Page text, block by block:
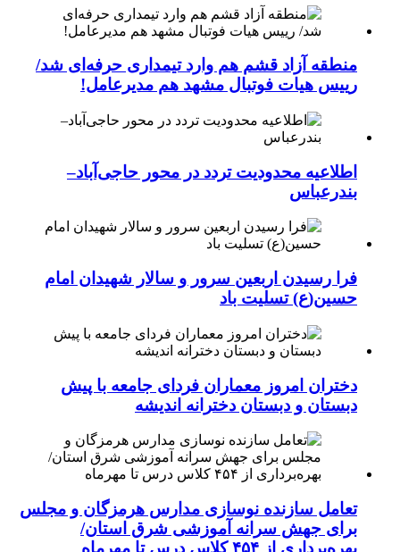
منطقه آزاد قشم هم وارد تیمداری حرفه‌ای شد/
رییس هیات فوتبال مشهد هم مدیرعامل!
اطلاعیه محدودیت تردد در محور حاجی‌آباد–
بندرعباس
فرا رسیدن اربعین سرور و سالار شهیدان امام
حسین(ع) تسلیت باد
دختران امروز معماران فردای جامعه با پیش
دبستان و دبستان دخترانه اندیشه
تعامل سازنده نوسازی مدارس هرمزگان و مجلس
برای جهش سرانه آموزشی شرق استان/
بهره‌برداری از ۴۵۴ کلاس درس تا مهرماه